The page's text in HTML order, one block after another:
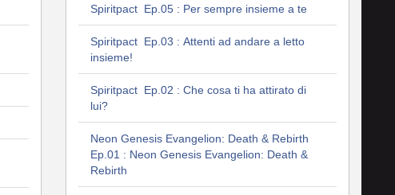
Spiritpact Ep.05 : Per sempre insieme a te
Spiritpact Ep.03 : Attenti ad andare a letto
insieme!
Spiritpact Ep.02 : Che cosa ti ha attirato di
lui?
Neon Genesis Evangelion: Death & Rebirth
Ep.01 : Neon Genesis Evangelion: Death &
Rebirth